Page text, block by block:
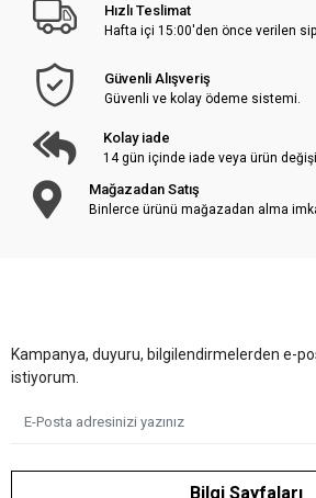
Hızlı Teslimat
Hafta içi 15:00'den önce verilen
Güvenli Alışveriş
Güvenli ve kolay ödeme sistemi.
Kolay iade
14 gün içinde iade veya ürün
Mağazadan Satış
Binlerce ürünü mağazadan alma
Kampanya, duyuru, bilgilendirmelerden e-
istiyorum.
Bilgi Sayfaları